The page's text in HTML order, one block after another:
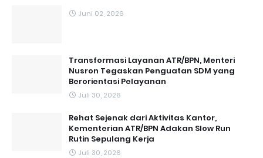
Juni 02, 2026
Transformasi Layanan ATR/BPN, Menteri
Nusron Tegaskan Penguatan SDM yang
Berorientasi Pelayanan
Juli 30, 2026
Rehat Sejenak dari Aktivitas Kantor,
Kementerian ATR/BPN Adakan Slow Run
Rutin Sepulang Kerja
Juli 30, 2026